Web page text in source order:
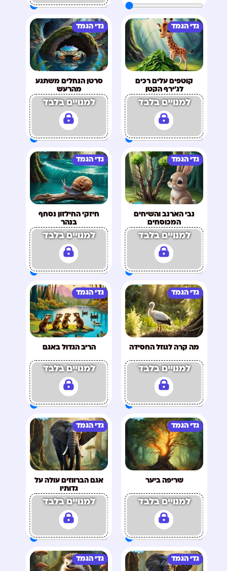
גדי הגמד
קוטפים עלים רכים
לג'ירף הקטן
למנויים בלבד
גדי הגמד
סרטן הנחלים משתגע
מהרעש
למנויים בלבד
גדי הגמד
נבי הארנב והשיחים
המכוסחים
למנויים בלבד
גדי הגמד
חיזקי החילזון נסחף
בנהר
למנויים בלבד
גדי הגמד
מה קרה לגוזל החסידה
למנויים בלבד
גדי הגמד
הריב הגדול באגם
למנויים בלבד
גדי הגמד
שריפה ביער
למנויים בלבד
גדי הגמד
אגם הברווזים עולה על
גדותיו
למנויים בלבד
גדי הגמד גדי הגמד